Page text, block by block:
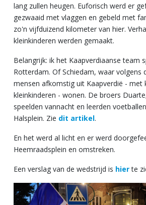
lang zullen heugen. Euforisch werd er
gezwaaid met vlaggen en gebeld met
zo'n vijfduizend kilometer van hier.
kleinkinderen werden gemaakt.
Belangrijk: ik het Kaapverdiaanse team
Rotterdam. Of Schiedam, waar volgens
mensen afkomstig uit Kaapverdië - met
kleinkinderen - wonen. De broers
speelden vannacht en leerden
Halsplein. Zie dit artikel.
En het werd al licht en er werd
Heemraadsplein en omstreken.
Een verslag van de wedstrijd is hierte